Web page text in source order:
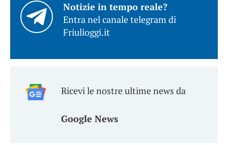
Notizie in tempo reale?
Entra nel canale telegram di
Friulioggi.it
Ricevi le nostre ultime news da
Google News